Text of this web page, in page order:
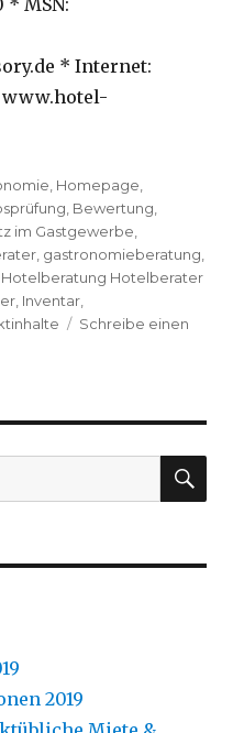
* Internet:
www.hotel-
Homepage
Bewertung
im Gastgewerbe
gastronomieberatung
Hotelberatung Hotelberater
Inventar
Schreibe einen
2019